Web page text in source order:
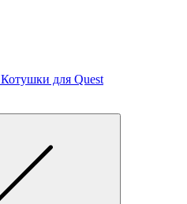
Котушки для Quest